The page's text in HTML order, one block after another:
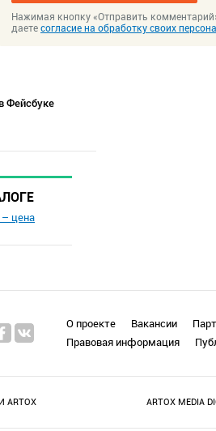
Нажимая кнопку «Отправить
даете согласие на обработку своих
Фейсбуке
цена
О проекте Вакансии
Правовая информация
ARTOX ARTOX MEDIA